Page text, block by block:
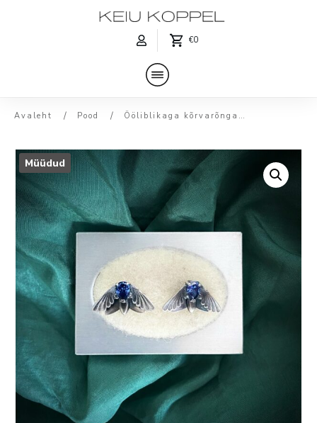
€0
Avaleht / Pood / Ööliblikaga kõrvarõngad seeriast ‘Igaviku aarded’
Müüdud